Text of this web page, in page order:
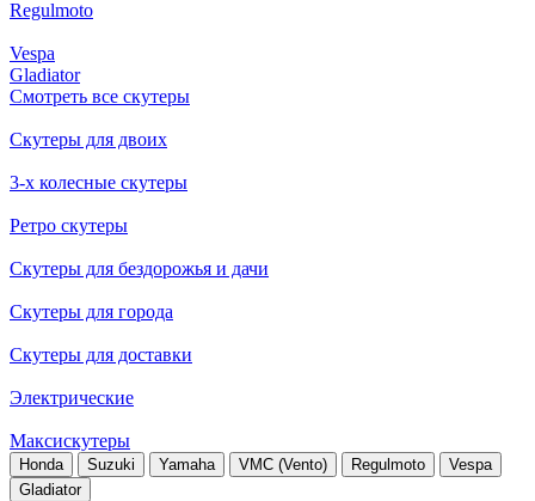
Regulmoto
Vespa
Gladiator
Смотреть все скутеры
Скутеры для двоих
3-х колесные скутеры
Ретро скутеры
Скутеры для бездорожья и дачи
Скутеры для города
Скутеры для доставки
Электрические
Максискутеры
Honda Suzuki Yamaha VMC (Vento) Regulmoto
Vespa
Gladiator